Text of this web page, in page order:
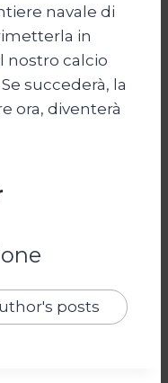
navale di
in
nostro calcio
succederà, la
ora, diventerà
posts